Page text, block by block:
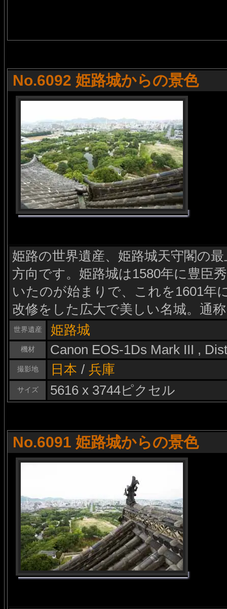
No.6092 姫路城からの景色
姫路の世界遺産、姫路城天守閣の
方向です。姫路城は1580年に豊臣
いたのが始まりで、これを1601年
改修をした広大で美しい名城。通
世界遺産 姫路城
機材 Canon EOS-1Ds Mark III ,
撮影地 日本 / 兵庫
サイズ 5616 x 3744ピクセル
No.6091 姫路城からの景色